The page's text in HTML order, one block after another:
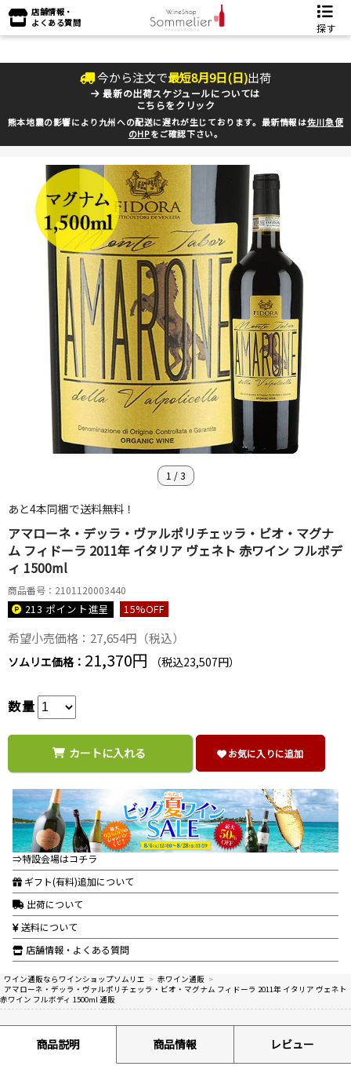
店舗情報・
よくある質問
探す
今から注文で最短8月9日(日)出荷
最新の出荷スケジュールについては
こちらをクリック
熊本地震の影響により九州への配送に遅れが生じております。最新情報は佐川急便
のHPをご確認下さい。
1 /3
あと4本同梱で送料無料！
アマローネ・デッラ・ヴァルポリチェッラ・ビオ・マグナ
ム フィドーラ 2011年 イタリア ヴェネト 赤ワイン フルボデ
ィ 1500ml
商品番号：2101120003440
213 ポイント進呈 15%OFF
希望小売価格：27,654円（税込）
ソムリエ価格： 21,370円 （税込23,507円）
数量
カートに入れる お気に入りに追加
⇒特設会場はコチラ
ギフト(有料)追加について
出荷について
送料について
店舗情報・よくある質問
ワイン通販ならワインショップソムリエ > 赤ワイン通販 >
アマローネ・デッラ・ヴァルポリチェッラ・ビオ・マグナム フィドーラ 2011年 イタリア ヴェネト
赤ワイン フルボディ 1500ml 通販
商品説明 商品情報 レビュー